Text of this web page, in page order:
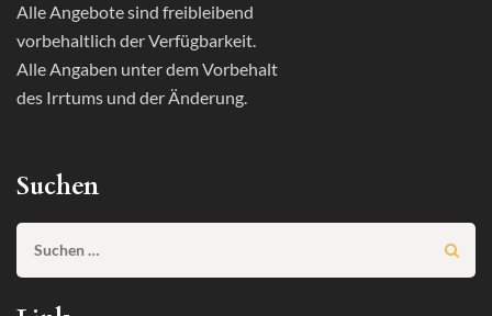
Alle Angebote sind freibleibend
vorbehaltlich der Verfügbarkeit.
Alle Angaben unter dem Vorbehalt
des Irrtums und der Änderung.
Suchen
Suchen
nach: